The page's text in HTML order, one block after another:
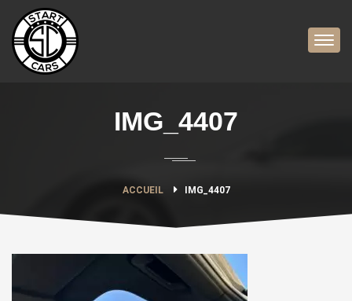
IMG_4407
ACCUEIL IMG_4407